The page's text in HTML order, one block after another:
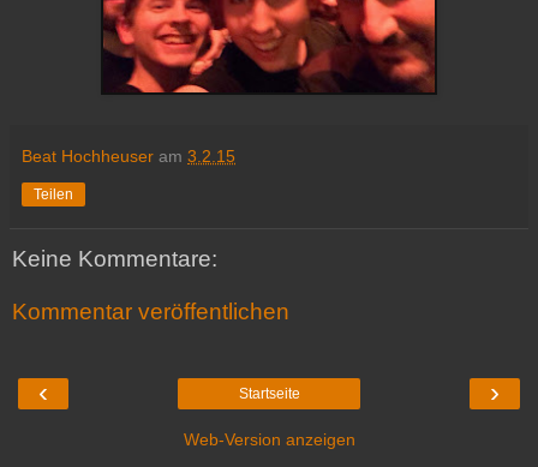
Beat Hochheuser am 3.2.15
Teilen
Keine Kommentare:
Kommentar veröffentlichen
‹ ›
Startseite
Web-Version anzeigen